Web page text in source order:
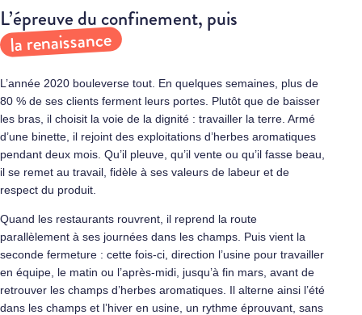
L’épreuve du confinement, puis
la renaissance
L’année 2020 bouleverse tout. En quelques semaines, plus de
80 % de ses clients ferment leurs portes. Plutôt que de baisser
les bras, il choisit la voie de la dignité : travailler la terre. Armé
d’une binette, il rejoint des exploitations d’herbes aromatiques
pendant deux mois. Qu’il pleuve, qu’il vente ou qu’il fasse beau,
il se remet au travail, fidèle à ses valeurs de labeur et de
respect du produit.
Quand les restaurants rouvrent, il reprend la route
parallèlement à ses journées dans les champs. Puis vient la
seconde fermeture : cette fois-ci, direction l’usine pour travailler
en équipe, le matin ou l’après-midi, jusqu’à fin mars, avant de
retrouver les champs d’herbes aromatiques. Il alterne ainsi l’été
dans les champs et l’hiver en usine, un rythme éprouvant, sans